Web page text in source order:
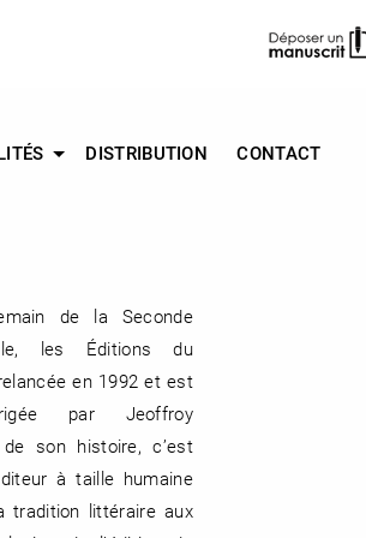
DISTRIBUTION CONTACT
de la Seconde
les Éditions du
en 1992 et est
par Jeoffroy
son histoire, c’est
à taille humaine
tradition littéraire aux